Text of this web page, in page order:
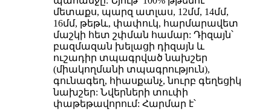
մետաքս, պարզ ատլաս, 12մմ, 14մմ,
16մմ, թեթև, փափուկ, հարմարավետ
մաշկի հետ շփման համար: Դիզայն՝
բազմազան խելացի դիզայն և
ուշադիր տպագրված նախշեր
(միակողմանի տպագրություն),
գունագեղ, հիասքանչ, նուրբ գեղեցիկ
նախշեր: Նվերների տուփի
փաթեթավորում: Հարմար է՝